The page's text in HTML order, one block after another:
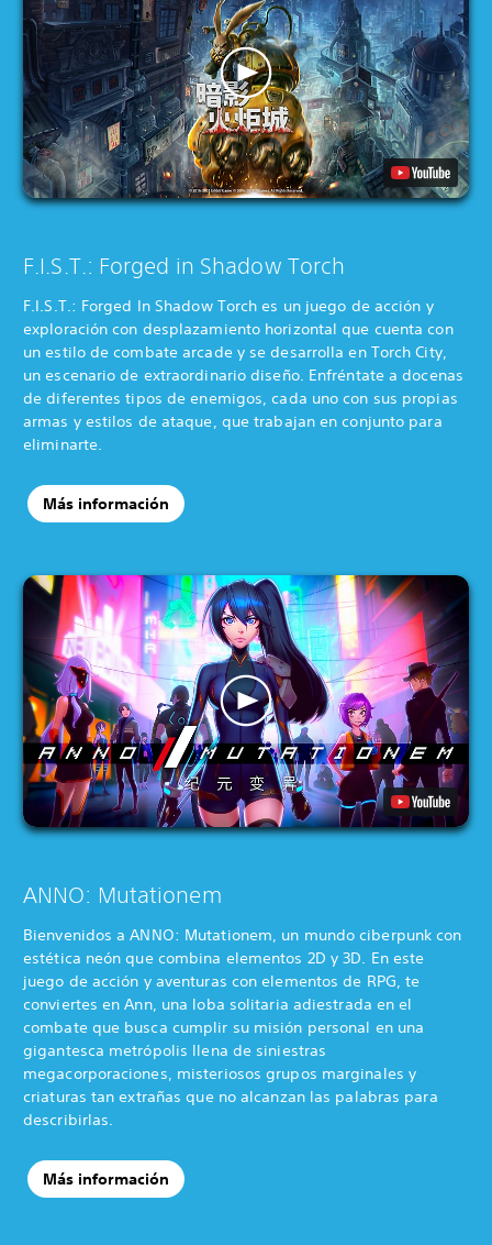
F.I.S.T.: Forged in Shadow Torch
F.I.S.T.: Forged In Shadow Torch es un juego de acción y
exploración con desplazamiento horizontal que cuenta con
un estilo de combate arcade y se desarrolla en Torch City,
un escenario de extraordinario diseño. Enfréntate a docenas
de diferentes tipos de enemigos, cada uno con sus propias
armas y estilos de ataque, que trabajan en conjunto para
eliminarte.
Más información
ANNO: Mutationem
Bienvenidos a ANNO: Mutationem, un mundo ciberpunk con
estética neón que combina elementos 2D y 3D. En este
juego de acción y aventuras con elementos de RPG, te
conviertes en Ann, una loba solitaria adiestrada en el
combate que busca cumplir su misión personal en una
gigantesca metrópolis llena de siniestras
megacorporaciones, misteriosos grupos marginales y
criaturas tan extrañas que no alcanzan las palabras para
describirlas.
Más información